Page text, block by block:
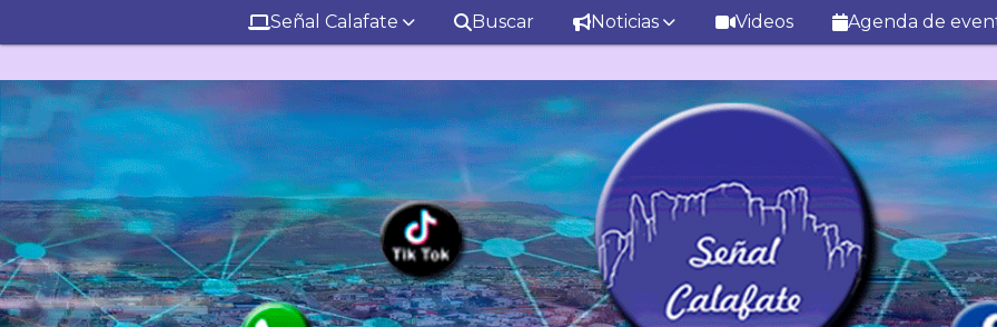
Señal Calafate Buscar Noticias Videos Agenda de